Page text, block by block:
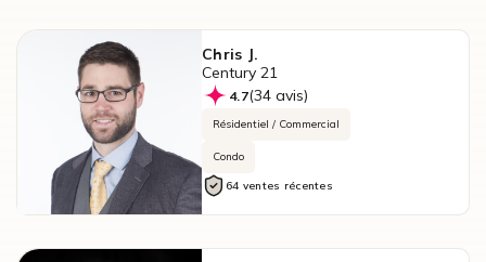
Chris J.
Century 21
4.7(34 avis)
Résidentiel / Commercial
Condo
64 ventes récentes